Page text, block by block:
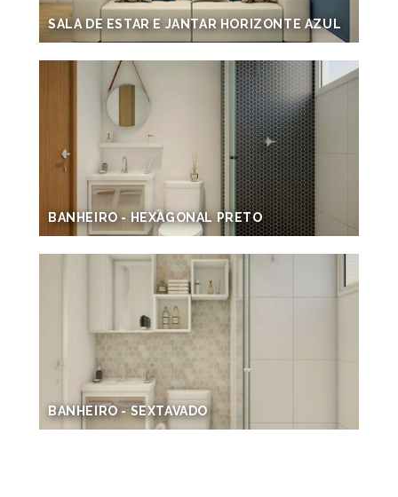
SALA DE ESTAR E JANTAR HORIZONTE AZUL
BANHEIRO - HEXAGONAL PRETO
BANHEIRO - SEXTAVADO